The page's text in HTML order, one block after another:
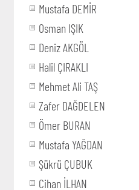
Mustafa DEMİR
Osman IŞIK
Deniz AKGÖL
Halil ÇIRAKLI
Mehmet Ali TAŞ
Zafer DAĞDELEN
Ömer BURAN
Mustafa YAĞDAN
Şükrü ÇUBUK
Cihan İLHAN